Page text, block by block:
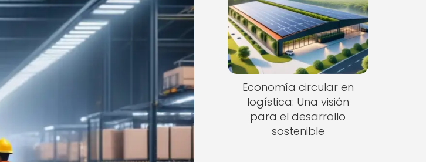
Economía circular en
logística: Una visión
para el desarrollo
sostenible